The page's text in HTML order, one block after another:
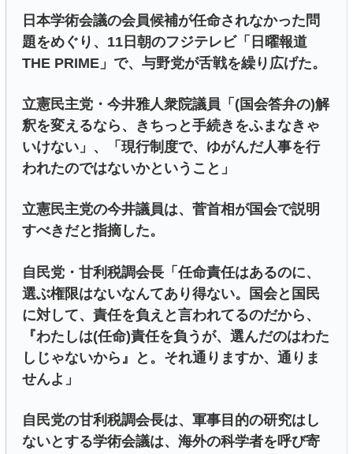
日本学術会議の会員候補が任命されなかった問
題をめぐり、11日朝のフジテレビ「日曜報道
THE PRIME」で、与野党が舌戦を繰り広げた。
立憲民主党・今井雅人衆院議員「(国会答弁の)解
釈を変えるなら、きちっと手続きをふまなきゃ
いけない」、「現行制度で、ゆがんだ人事を行
われたのではないかということ」
立憲民主党の今井議員は、菅首相が国会で説明
すべきだと指摘した。
自民党・甘利税調会長「任命責任はあるのに、
選ぶ権限はないなんてあり得ない。国会と国民
に対して、責任を負えと言われてるのだから、
『わたしは(任命)責任を負うが、選んだのはわた
しじゃないから』と。それ通りますか、通りま
せんよ」
自民党の甘利税調会長は、軍事目的の研究はし
ないとする学術会議は、海外の科学者を呼び寄